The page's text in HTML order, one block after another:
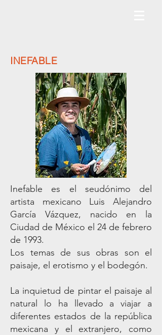
INEFABLE
Inefable es el seudónimo del
artista mexicano Luis Alejandro
García Vázquez, nacido en la
Ciudad de México el 24 de febrero
de 1993.
Los temas de sus obras son el
paisaje, el erotismo y el bodegón.
La inquietud de pintar el paisaje al
natural lo ha llevado a viajar a
diferentes estados de la república
mexicana y el extranjero, como